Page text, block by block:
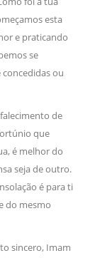
esta
e praticando
se
ou
de
que
é melhor do
seja de outro.
é para ti
do mesmo
sincero, Imam